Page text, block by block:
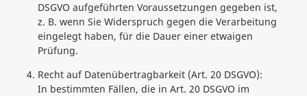
DSGVO aufgeführten Voraussetzungen gegeben ist,
z. B. wenn Sie Widerspruch gegen die Verarbeitung
eingelegt haben, für die Dauer einer etwaigen
Prüfung.
Recht auf Datenübertragbarkeit (Art. 20 DSGVO):
In bestimmten Fällen, die in Art. 20 DSGVO im